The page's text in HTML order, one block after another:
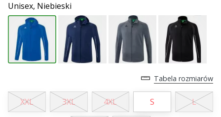
przekonaj
się,
czy
warto…
2 min. czytanie
Zostań
Unisex, Niebieski
Tabela rozmiarów
XXL 3XL 4XL S L